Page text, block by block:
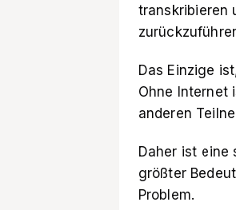
transkribieren
Das Einzige
Ohne Internet
anderen
Daher ist
größter
Problem.